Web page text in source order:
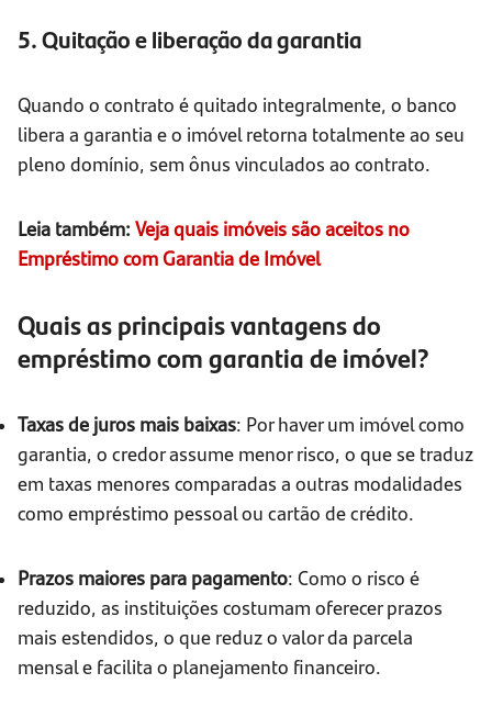
5. Quitação e liberação da garantia
Quando o contrato é quitado integralmente, o banco
libera a garantia e o imóvel retorna totalmente ao seu
pleno domínio, sem ônus vinculados ao contrato.
Leia também: Veja quais imóveis são aceitos no
Empréstimo com Garantia de Imóvel
Quais as principais vantagens do
empréstimo com garantia de imóvel?
Taxas de juros mais baixas: Por haver um imóvel como
garantia, o credor assume menor risco, o que se traduz
em taxas menores comparadas a outras modalidades
como empréstimo pessoal ou cartão de crédito.
Prazos maiores para pagamento: Como o risco é
reduzido, as instituições costumam oferecer prazos
mais estendidos, o que reduz o valor da parcela
mensal e facilita o planejamento financeiro.